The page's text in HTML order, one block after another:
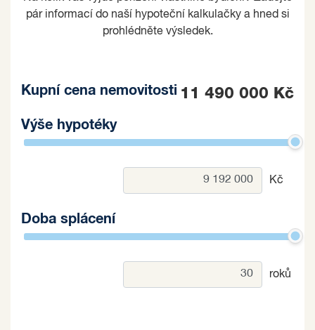
pár informací do naší hypoteční kalkulačky a hned si
prohlédněte výsledek.
Kupní cena nemovitosti 11 490 000 Kč
Výše hypotéky
Kč
Doba splácení
roků